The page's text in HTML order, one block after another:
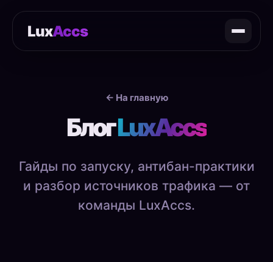
LuxAccs
← На главную
БлогLuxAccs
Гайды по запуску, антибан-практики
и разбор источников трафика — от
команды LuxAccs.